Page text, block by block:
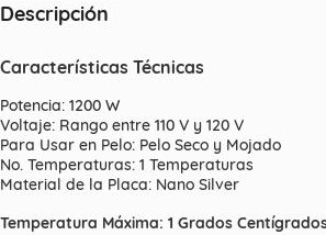
Descripción
Características Técnicas
Potencia: 1200 W
Voltaje: Rango entre 110 V y 120 V
Para Usar en Pelo: Pelo Seco y Mojado
No. Temperaturas: 1 Temperaturas
Material de la Placa: Nano Silver
Temperatura Máxima: 1 Grados